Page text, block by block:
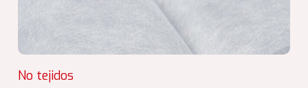
No tejidos